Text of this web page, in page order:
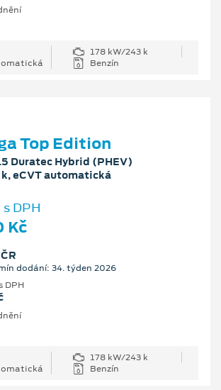
178 kW/243 k
Benzín
Top Edition
Duratec Hybrid (PHEV)
eCVT automatická
DPH
Kč
dodání: 34. týden 2026
DPH
178 kW/243 k
Benzín